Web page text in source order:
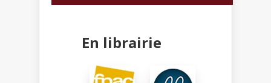
En librairie